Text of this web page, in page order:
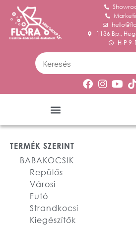
1136 Bp.,
H-P
TERMÉK SZERINT
BABAKOCSIK
Repülős
Városi
Futó
Strandkocsi
Kiegészítők